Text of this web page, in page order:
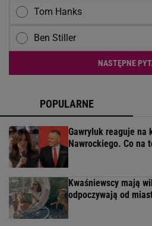
Tom Hanks
Ben Stiller
NASTĘPNE
POPULARNE
Gawryluk reaguje na
Nawrockiego. Co na
Kwaśniewscy mają
odpoczywają od